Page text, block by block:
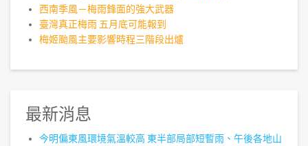
西南季風－梅雨鋒面的強大武器
臺灣真正梅雨 五月底可能報到
梅姬颱風主要影響時程三階段出爐
最新消息
今明偏東風環境氣溫較高 東半部局部短暫雨、午後各地山